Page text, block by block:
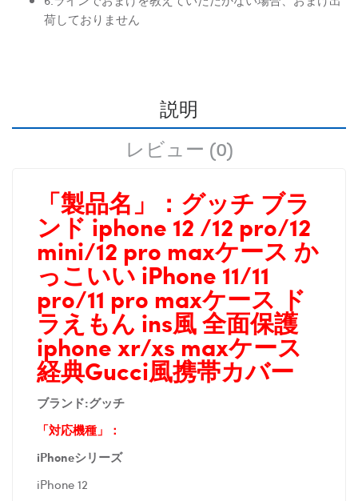
荷しておりません
説明
レビュー (0)
「製品名」： グッチ ブラ
ンド iphone 12 /12 pro/12
mini/12 pro maxケース か
っこいい iPhone 11/11
pro/11 pro maxケース ド
ラえもん ins風 全面保護
iphone xr/xs maxケース
経典Gucci風携帯カバー
ブランド:グッチ
「対応機種」：
iPhoneシリーズ
iPhone 12